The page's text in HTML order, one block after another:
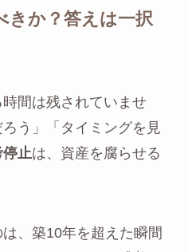
きか？答えは一択
間は残されていませ
う」「タイミングを見
停止は、資産を腐らせる
、築10年を超えた瞬間